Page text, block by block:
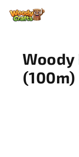
Woody
(100m)